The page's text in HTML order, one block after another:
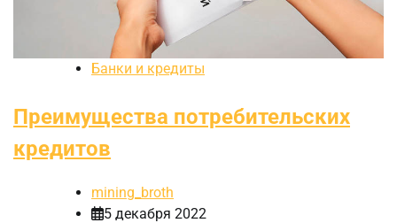
Банки и кредиты
Преимущества потребительских
кредитов
mining_broth
5 декабря 2022